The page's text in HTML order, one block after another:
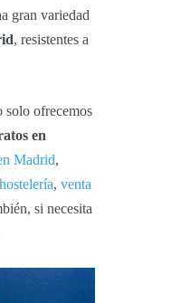
gran variedad
, resistentes a
solo ofrecemos
en
Madrid,
, venta
si necesita